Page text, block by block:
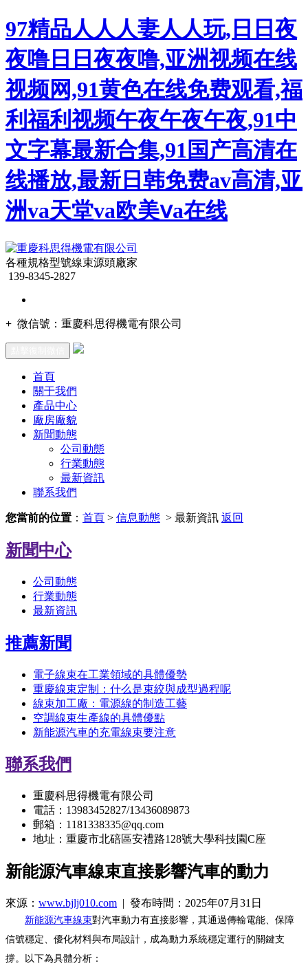
97精品人人人妻人人玩,日日夜
夜噜日日夜夜噜,亚洲视频在线
视频网,91黄色在线免费观看,福
利福利视频午夜午夜午夜,91中
文字幕最新合集,91国产高清在
线播放,最新日韩免费av高清,亚
洲va天堂va欧美ⅴa在线
各種規格型號線束源頭廠家
139-8345-2827
+ 微信號： 重慶科思得機電有限公司
首頁
關于我們
產品中心
廠房廠貌
新聞動態
公司動態
行業動態
最新資訊
聯系我們
您當前的位置 ： 首頁 > 信息動態 > 最新資訊 返回
新聞中心
公司動態
行業動態
最新資訊
推薦新聞
電子線束在工業領域的具體優勢
重慶線束定制：什么是束絞與成型過程呢
線束加工廠：電源線的制造工藝
空調線束生產線的具體優點
新能源汽車的充電線束要注意
聯系我們
重慶科思得機電有限公司
電話：13983452827/13436089873
郵箱：1181338335@qq.com
地址：重慶市北碚區安禮路128號大學科技園C座
新能源汽車線束直接影響汽車的動力
來源： www.bjlj010.com | 發布時間：2025年07月31日
新能源汽車線束對汽車動力有直接影響，其通過傳輸電能、保障
信號穩定、優化材料與布局設計，成為動力系統穩定運行的關鍵支
撐。以下為具體分析：